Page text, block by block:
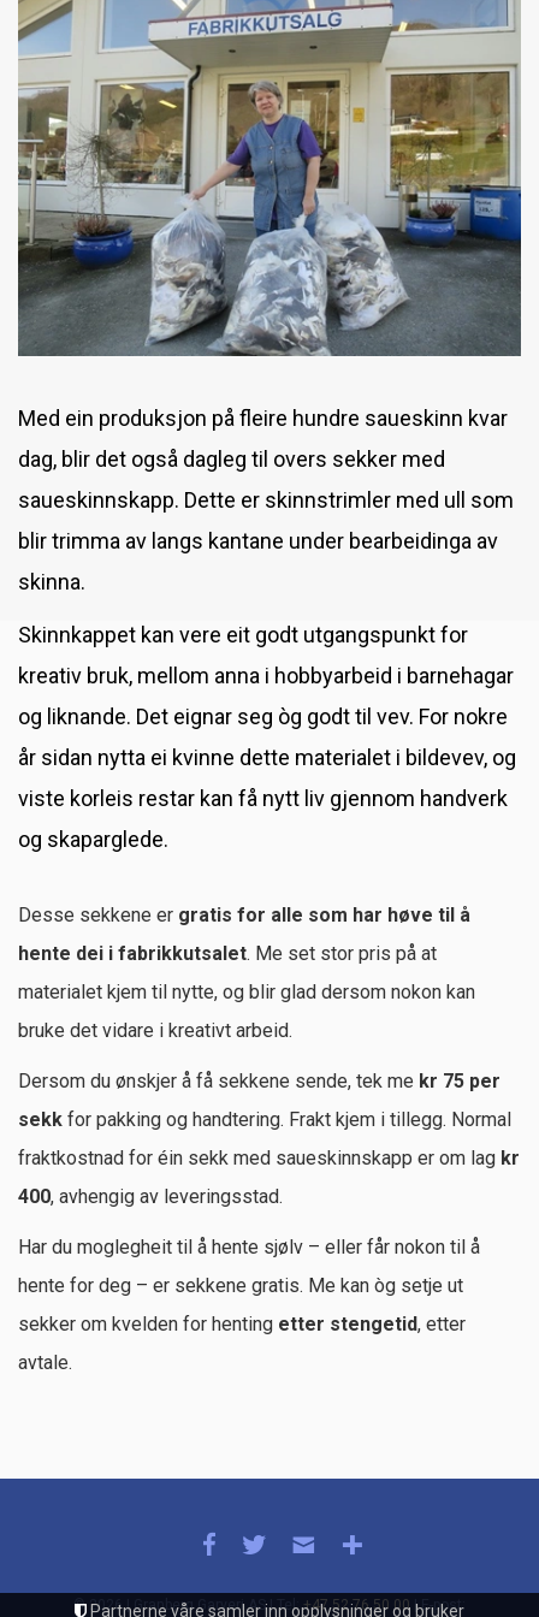
Partnerne våre samler inn opplysninger og bruker
Besøk frå Fitjar Husflidslag
Sommarjobb hos oss?
Mai‑tilbod i fabrikkutsalget
Besøk hos Granberg Garveri!
Visste du at saueskinn er temperaturregulerende?
Med ein produksjon på fleire hundre saueskinn kvar
dag, blir det også dagleg til overs sekker med
saueskinnskapp. Dette er skinnstrimler med ull som
blir trimma av langs kantane under bearbeidinga av
skinna.
Skinnkappet kan vere eit godt utgangspunkt for
kreativ bruk, mellom anna i hobbyarbeid i barnehagar
og liknande. Det eignar seg òg godt til vev. For nokre
år sidan nytta ei kvinne dette materialet i bildevev, og
viste korleis restar kan få nytt liv gjennom handverk
og skaparglede.
Desse sekkene er gratis for alle som har høve til å
hente dei i fabrikkutsalet. Me set stor pris på at
materialet kjem til nytte, og blir glad dersom nokon kan
bruke det vidare i kreativt arbeid.
Dersom du ønskjer å få sekkene sende, tek me kr 75 per
sekk for pakking og handtering. Frakt kjem i tillegg. Normal
fraktkostnad for éin sekk med saueskinnskapp er om lag kr
400, avhengig av leveringsstad.
Har du moglegheit til å hente sjølv – eller får nokon til å
hente for deg – er sekkene gratis. Me kan òg setje ut
sekker om kvelden for henting etter stengetid, etter
avtale.
© 2026 | Granberg Garveri AS | Tel:+47 52 76 50 00 | E-post: